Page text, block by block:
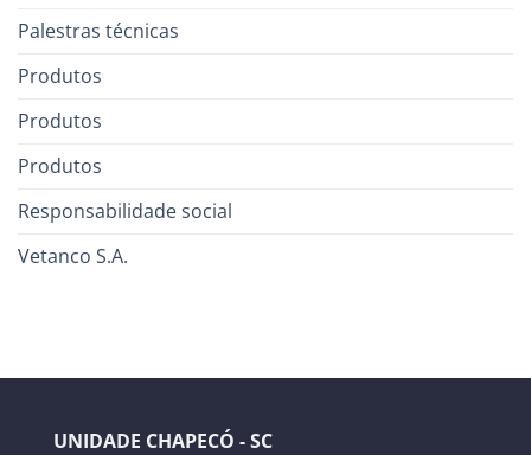
Palestras técnicas
Produtos
Produtos
Produtos
Responsabilidade social
Vetanco S.A.
UNIDADE CHAPECÓ - SC